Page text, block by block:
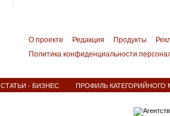
О проекте Редакция Продукты
Политика конфиденциальности
СТАТЬИ - БИЗНЕС ПРОФИЛЬ КАТЕГОРИЙНОГО